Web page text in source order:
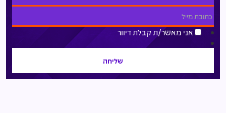
אני מאשר/ת קבלת דיוור